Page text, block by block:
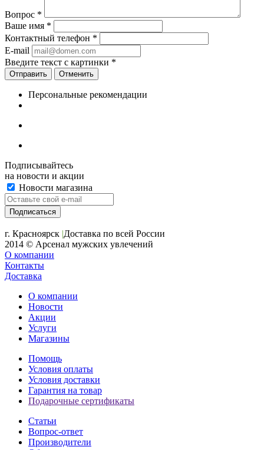
Вопрос *
Ваше имя *
Контактный телефон *
E-mail
Введите текст с картинки *
Отменить
Персональные рекомендации
Подписывайтесь
на новости и акции
Новости магазина
г. Красноярск |Доставка по всей России
2014 © Арсенал мужских увлечений
О компании
Контакты
Доставка
О компании
Новости
Акции
Услуги
Магазины
Помощь
Условия оплаты
Условия доставки
Гарантия на товар
Подарочные сертификаты
Статьи
Вопрос-ответ
Производители